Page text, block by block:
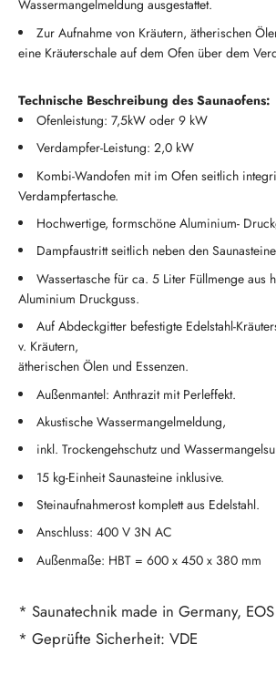
Wassermangelmeldung ausgestattet.
Zur Aufnahme von Kräutern, ätherischen
eine Kräuterschale auf dem Ofen über dem
Technische Beschreibung des Saunaofens:
Ofenleistung: 7,5kW oder 9 kW
Verdampfer-Leistung: 2,0 kW
Kombi-Wandofen mit im Ofen seitlich
Verdampfertasche.
Hochwertige, formschöne Aluminium-
Dampfaustritt seitlich neben den
Wassertasche für ca. 5 Liter Füllmenge aus
Aluminium Druckguss.
Auf Abdeckgitter befestigte Edelstahl-
v. Kräutern,
ätherischen Ölen und Essenzen.
Außenmantel: Anthrazit mit Perleffekt.
Akustische Wassermangelmeldung,
inkl. Trockengehschutz und
15 kg-Einheit Saunasteine inklusive.
Steinaufnahmerost komplett aus Edelstahl.
Anschluss: 400 V 3N AC
Außenmaße: HBT = 600 x 450 x 380 mm
* Saunatechnik made in Germany,
* Geprüfte Sicherheit: VDE